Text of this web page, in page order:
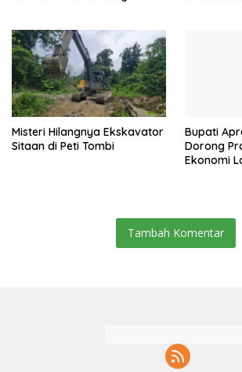
Misteri Hilangnya Ekskavator
Sitaan di Peti Tombi
Bupati
Dorong
Ekonomi
Tambah Komentar